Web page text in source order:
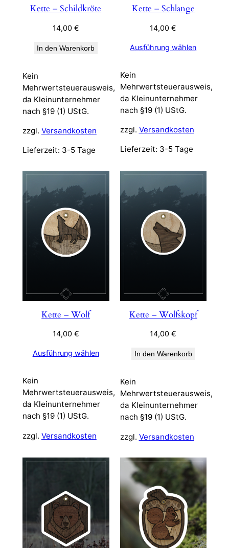
Kette – Schildkröte
14,00 €
In den Warenkorb
Kein
Mehrwertsteuerausweis,
da Kleinunternehmer
nach §19 (1) UStG.
zzgl. Versandkosten
Lieferzeit: 3-5 Tage
Kette – Schlange
14,00€
Ausführung wählen
Kein
Mehrwertsteuerausweis,
da Kleinunternehmer
nach §19 (1) UStG.
zzgl. Versandkosten
Lieferzeit: 3-5 Tage
Kette – Wolf
14,00 €
Ausführung wählen
Kein
Mehrwertsteuerausweis,
da Kleinunternehmer
nach §19 (1) UStG.
zzgl. Versandkosten
Kette – Wolfskopf
14,00€
In den Warenkorb
Kein
Mehrwertsteuerausweis,
da Kleinunternehmer
nach §19 (1) UStG.
zzgl. Versandkosten